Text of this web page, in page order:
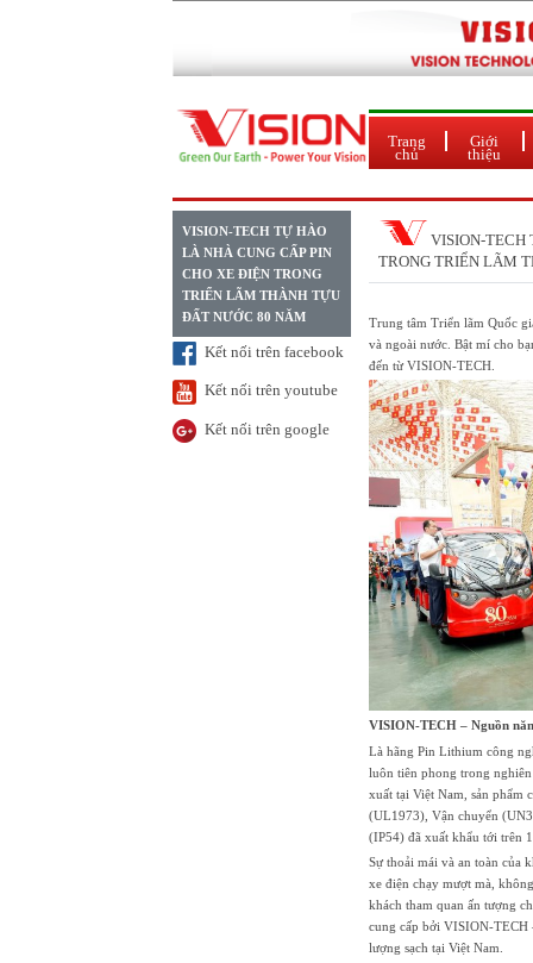
Trang
chủ
Giới
thiệu
VISION-TECH TỰ HÀO
LÀ NHÀ CUNG CẤP PIN
CHO XE ĐIỆN TRONG
TRIỂN LÃM THÀNH TỰU
ĐẤT NƯỚC 80 NĂM
Kết nối trên facebook
Kết nối trên youtube
Kết nối trên google
VISION-TECH
TRONG TRIỂN LÃM
Trung tâm Triển lãm Quốc
và ngoài nước. Bật mí cho
đến từ VISION-TECH.
VISION-TECH – Nguồn
Là hãng Pin Lithium công
luôn tiên phong trong
xuất tại Việt Nam, sản
(UL1973), Vận chuyển
(IP54) đã xuất khẩu tới trên
Sự thoải mái và an toàn của
xe điện chạy mượt mà,
khách tham quan ấn tượng
cung cấp bởi VISION-
lượng sạch tại Việt Nam.